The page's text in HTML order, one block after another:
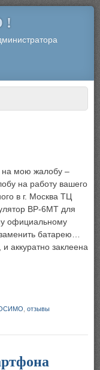
!
на мою жалобу –
на работу вашего
в г. Москва ТЦ
BP-6MT для
официальному
батарею…
аккуратно заклеена
отзывы